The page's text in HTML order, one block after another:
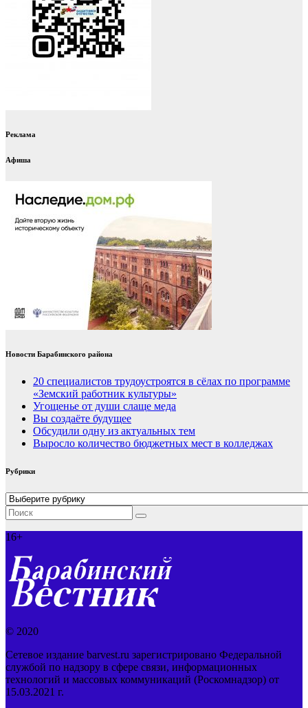
Реклама
Афиша
Новости Барабинского района
20 специалистов трудоустроятся в сёлах по программе
«Земский работник культуры»
Угощенье от души слаще меда
Вы создаёте будущее
Обсудили одну из актуальных тем
Выросло количество бюджетных мест в колледжах
Рубрики
Рубрики
16+
© 2020
Сетевое издание barvest.ru зарегистрировано Федеральной
службой по надзору в сфере связи, информационных
технологий и массовых коммуникаций (Роскомнадзор) от
15.03.2021 г.